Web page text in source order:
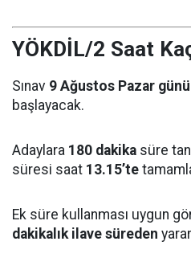
YÖKDİL/2 Saat
Sınav 9 Ağustos Pazar
başlayacak.
Adaylara 180 dakika süre
süresi saat 13.15’te
Ek süre kullanması uygun
dakikalık ilave süreden